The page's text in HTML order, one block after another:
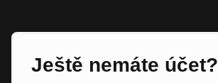
Ještě nemáte účet?